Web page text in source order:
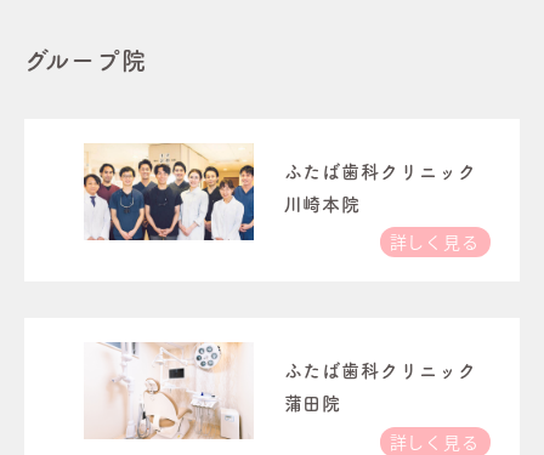
グループ院
ふたば歯科クリニック
川崎本院
詳しく見る
ふたば歯科クリニック
蒲田院
詳しく見る